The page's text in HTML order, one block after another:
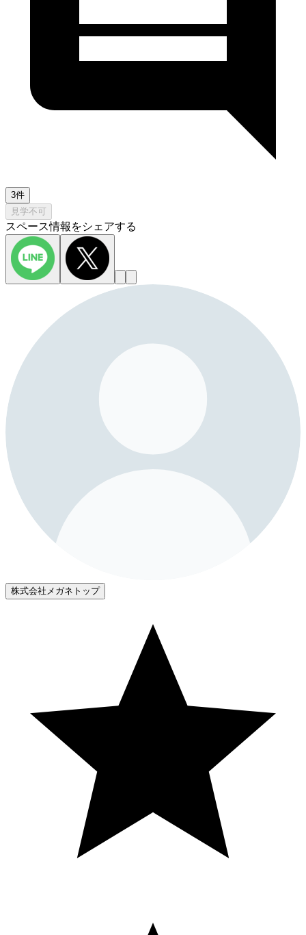
3件
見学不可
スペース情報をシェアする
株式会社メガネトップ